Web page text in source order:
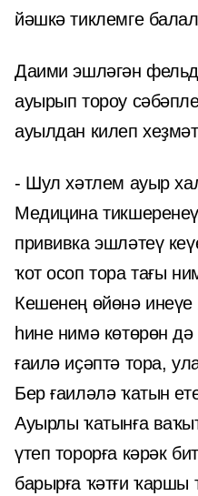
йәшкә тиклемге
Даими эшләгән
ауырып тороу
ауылдан килеп
- Шул хәтлем ауыр
Медицина
прививка эшләтеү
ҡот осоп тора тағы
Кешенең өйөнә
һине нимә көтөрөн
ғаилә иҫәптә тора,
Бер ғаиләлә ҡатын
Ауырлы ҡатынға
үтеп торорға кәрәк
барырға ҡәтғи ҡаршы